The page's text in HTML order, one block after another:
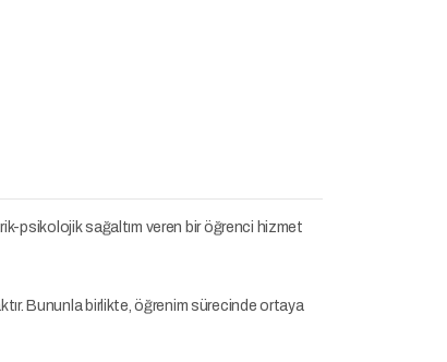
psikolojik sağaltım veren bir öğrenci hizmet
Bununla birlikte, öğrenim sürecinde ortaya